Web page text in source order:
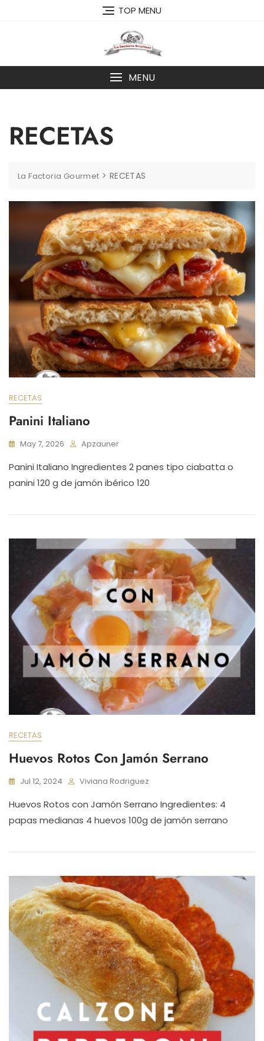
TOP MENU
MENU
RECETAS
La Factoria Gourmet > RECETAS
RECETAS
Panini Italiano
May 7, 2026 Apzauner
Panini Italiano Ingredientes 2 panes tipo ciabatta o
panini 120 g de jamón ibérico 120
RECETAS
Huevos Rotos Con Jamón Serrano
Jul 12, 2024 Viviana Rodriguez
Huevos Rotos con Jamón Serrano Ingredientes: 4
papas medianas 4 huevos 100g de jamón serrano